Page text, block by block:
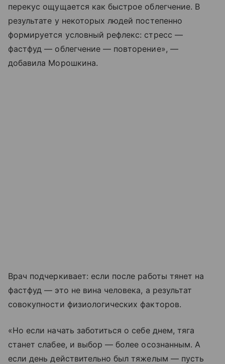
перекус ощущается как быстрое облегчение. В
результате у некоторых людей постепенно
формируется условный рефлекс: стресс —
фастфуд — облегчение — повторение», —
добавила Морошкина.
Врач подчеркивает: если после работы тянет на
фастфуд — это не вина человека, а результат
совокупности физиологических факторов.
«Но если начать заботиться о себе днем, тяга
станет слабее, и выбор — более осознанным. А
если день действительно был тяжелым — пусть